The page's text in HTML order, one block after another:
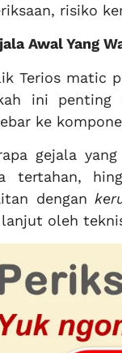
risiko
Awal Yang
Terios matic
ini penting
ke
gejala
tertahan,
dengan
oleh